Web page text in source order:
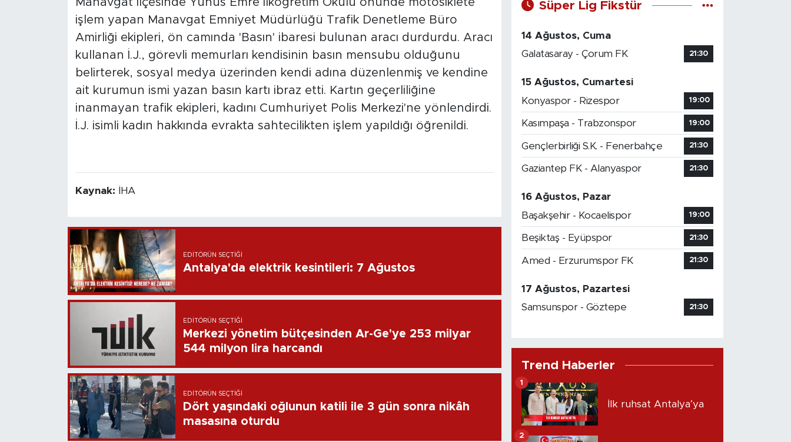
işlem yapan Manavgat Emniyet Müdürlüğü Trafik Denetleme Büro
Amirliği ekipleri, ön camında 'Basın' ibaresi bulunan aracı durdurdu. Aracı
kullanan İ.J., görevli memurları kendisinin basın mensubu olduğunu
belirterek, sosyal medya üzerinden kendi adına düzenlenmiş ve kendine
ait kurumun ismi yazan basın kartı ibraz etti. Kartın geçerliliğine
inanmayan trafik ekipleri, kadını Cumhuriyet Polis Merkezi'ne yönlendirdi.
İ.J. isimli kadın hakkında evrakta sahtecilikten işlem yapıldığı öğrenildi.
Kaynak: İHA
EDITÖRÜN SEÇTIĞI
Antalya'da elektrik kesintileri: 7 Ağustos
EDITÖRÜN SEÇTIĞI
Merkezi yönetim bütçesinden Ar-Ge'ye 253 milyar
544 milyon lira harcandı
EDITÖRÜN SEÇTIĞI
Dört yaşındaki oğlunun katili ile 3 gün sonra nikâh
masasına oturdu
Süper Lig Fikstür
14 Ağustos, Cuma
Galatasaray - Çorum FK
21:30
15 Ağustos, Cumartesi
Konyaspor - Rizespor
19:00
Kasımpaşa - Trabzonspor 19:00
Gençlerbirliği S.K. - Fenerbahçe 21:30
Gaziantep FK - Alanyaspor 21:30
16 Ağustos, Pazar
Başakşehir - Kocaelispor
19:00
Beşiktaş - Eyüpspor 21:30
Amed - Erzurumspor FK 21:30
17 Ağustos, Pazartesi
Samsunspor - Göztepe
21:30
Trend Haberler
İlk ruhsat Antalya’ya
1
2